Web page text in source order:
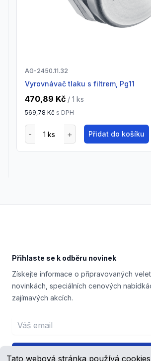
Tato webová stránka používá
AG-2450.11.32
Vyrovnávač tlaku s filtrem, Pg11
470,89 Kč / 1 ks
569,78 Kč s DPH
Přidat do košíku
Přihlaste se k odběru novinek
Získejte informace o připravovaných
novinkách, speciálních cenových
zajímavých akcích.
Email address
Přihlášení